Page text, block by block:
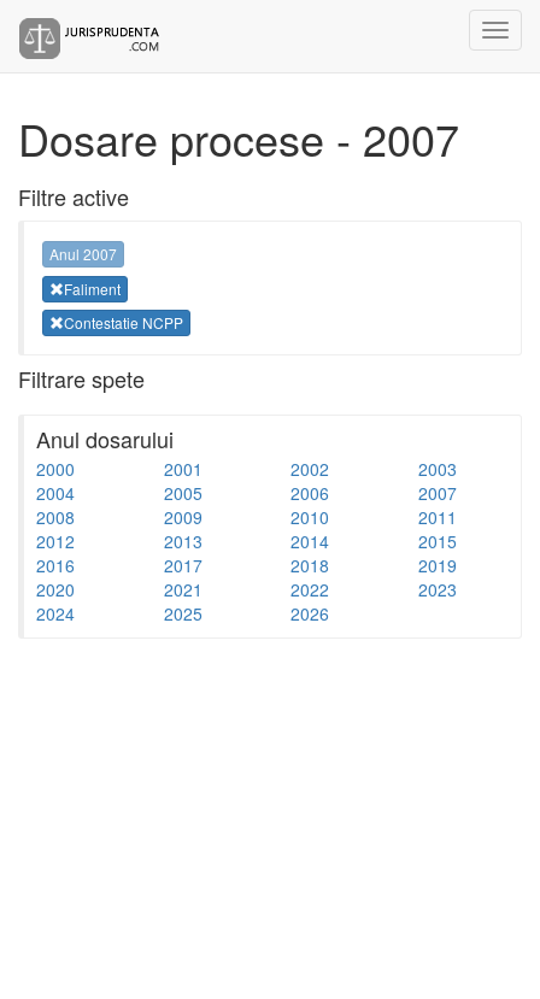
Dosare procese - 2007
Filtre active
Anul 2007
Faliment
Contestatie NCPP
Filtrare spete
Anul dosarului
2000 2001 2002
2003
2004
2005 2006
2007
2008
2009 2010
2011
2012
2013 2014
2015
2016
2017 2018
2019
2020
2021 2022
2023
2024
2025 2026